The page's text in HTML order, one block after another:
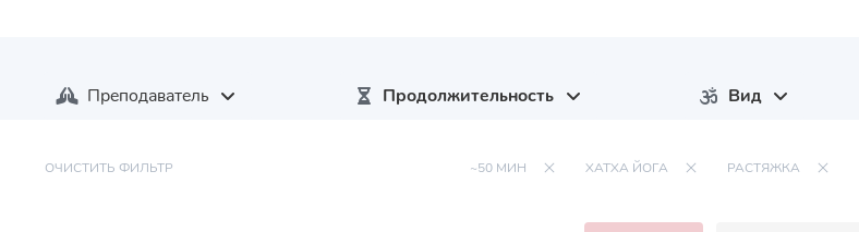
Преподаватель Продолжительность Вид
ОЧИСТИТЬ ФИЛЬТР ~50 МИН ХАТХА ЙОГА РАСТЯЖКА